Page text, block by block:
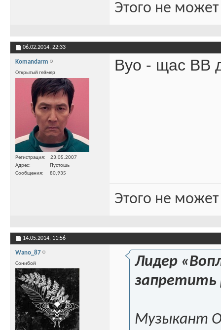
Этого не
06.02.2014, 22:33
Komandarm
Открытый геймер
Регистрация
23.05.2007
Адрес
Пустошь
Сообщения
80,935
Вуо - щас ВВ
Этого не
14.05.2014, 11:56
Wano_87
Сонибой
Лидер
запретить
Музыкант